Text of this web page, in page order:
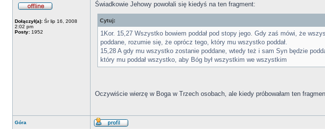
Dołączył(a): Śr lip 16, 2008
2:02 pm
Posty: 1952
Świadkowie Jehowy powołali się kiedyś na ten fragment:
Cytuj:
1Kor. 15,27 Wszystko bowiem poddał pod stopy jego. Gdy zaś mówi, że
poddane, rozumie się, że oprócz tego, który mu wszystko poddał.
15,28 A gdy mu wszystko zostanie poddane, wtedy też i sam Syn będzie
który mu poddał wszystko, aby Bóg był wszystkim we wszystkim
Oczywiście wierzę w Boga w Trzech osobach, ale kiedy próbowałam ten
Góra